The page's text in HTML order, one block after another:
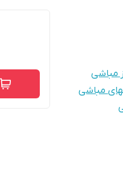
مباشی
مباشی